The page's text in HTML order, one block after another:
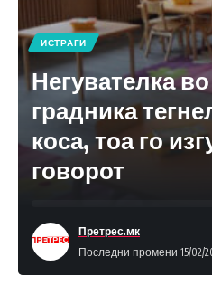
ИСТРАГИ
Негувателка
градника
коса, тоа го
говорот
Последни промени 15/02/
Претрес.мк